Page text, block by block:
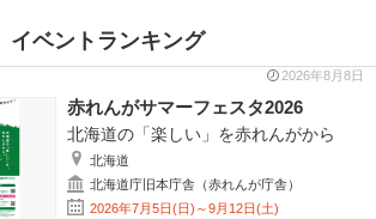
イベントランキング
2026年8月8日
赤れんがサマーフェスタ2026
北海道の「楽しい」を赤れんがから
北海道
北海道庁旧本庁舎（赤れんが庁舎）
2026年7月5日(日)～9月12日(土)